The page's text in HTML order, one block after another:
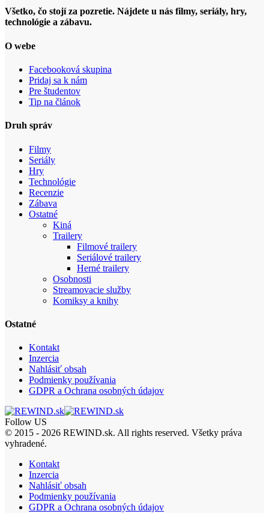
Všetko, čo stojí za pozretie. Nájdete u nás filmy, seriály, hry,
technológie a zábavu.
O webe
Facebooková skupina
Pridaj sa k nám
Pre študentov
Tip na článok
Druh správ
Filmy
Seriály
Hry
Technológie
Recenzie
Zábava
Ostatné
Kiná
Trailery
Filmové trailery
Seriálové trailery
Herné trailery
Osobnosti
Streamovacie služby
Komiksy a knihy
Ostatné
Kontakt
Inzercia
Nahlásiť obsah
Podmienky používania
GDPR a Ochrana osobných údajov
Follow US
© 2015 - 2026 REWIND.sk. All rights reserved. Všetky práva
vyhradené.
Kontakt
Inzercia
Nahlásiť obsah
Podmienky používania
GDPR a Ochrana osobných údajov